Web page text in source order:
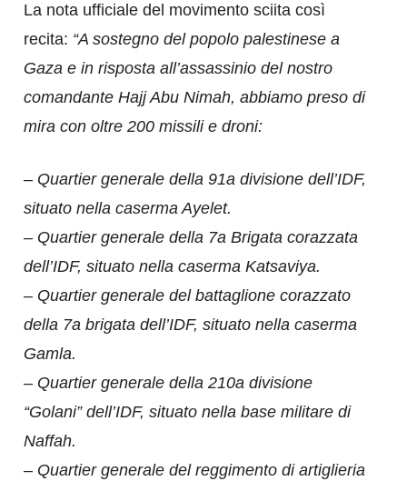
La nota ufficiale del movimento sciita così
recita: “A sostegno del popolo palestinese a
Gaza e in risposta all’assassinio del nostro
comandante Hajj Abu Nimah, abbiamo preso di
mira con oltre 200 missili e droni:
– Quartier generale della 91a divisione dell’IDF,
situato nella caserma Ayelet.
– Quartier generale della 7a Brigata corazzata
dell’IDF, situato nella caserma Katsaviya.
– Quartier generale del battaglione corazzato
della 7a brigata dell’IDF, situato nella caserma
Gamla.
– Quartier generale della 210a divisione
“Golani” dell’IDF, situato nella base militare di
Naffah.
– Quartier generale del reggimento di artiglieria